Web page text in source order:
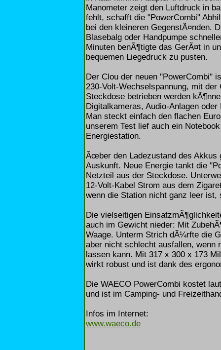
Manometer zeigt den Luftdruck in
fehlt, schafft die "PowerCombi"
bei den kleineren GegenstÃ¤nden.
Blasebalg oder Handpumpe
Minuten benÃ¶tigte das GerÃ¤t in
bequemen Liegedruck zu pusten.
Der Clou der neuen "PowerCombi"
230-Volt-Wechselspannung, mit
Steckdose betrieben werden
Digitalkameras, Audio-Anlagen
Man steckt einfach den flachen
unserem Test lief auch ein
Energiestation.
Ãœber den Ladezustand des Akkus
Auskunft. Neue Energie tankt die
Netzteil aus der Steckdose.
12-Volt-Kabel Strom aus dem
wenn die Station nicht ganz leer
Die vielseitigen
auch im Gewicht nieder: Mit
Waage. Unterm Strich dÃ¼rfte die
aber nicht schlecht ausfallen, wenn
lassen kann. Mit 317 x 300 x 173
wirkt robust und ist dank des
Die WAECO PowerCombi kostet
und ist im Camping- und
Infos im Internet:
www.waeco.de